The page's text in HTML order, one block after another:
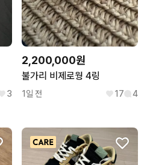
3
2,200,000원
불가리 비제로웡 4링
1일 전 17 4